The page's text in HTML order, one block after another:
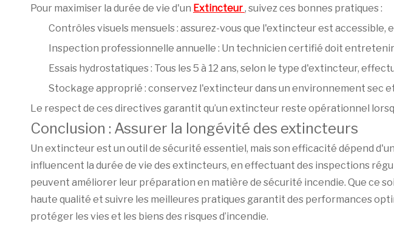
Pour maximiser la durée de vie d'un Extincteur, suivez ces bonnes pratiques :
Contrôles visuels mensuels : assurez-vous que l'extincteur est
Inspection professionnelle annuelle : Un technicien certifié doit
Essais hydrostatiques : Tous les 5 à 12 ans, selon le type d'extincteur,
Stockage approprié : conservez l'extincteur dans un environnement
Le respect de ces directives garantit qu’un extincteur reste opérationnel
Conclusion : Assurer la longévité des extincteurs
Un extincteur est un outil de sécurité essentiel, mais son efficacité dépend
influencent la durée de vie des extincteurs, en effectuant des inspections
peuvent améliorer leur préparation en matière de sécurité incendie. Que ce
haute qualité et suivre les meilleures pratiques garantit des performances
protéger les vies et les biens des risques d’incendie.